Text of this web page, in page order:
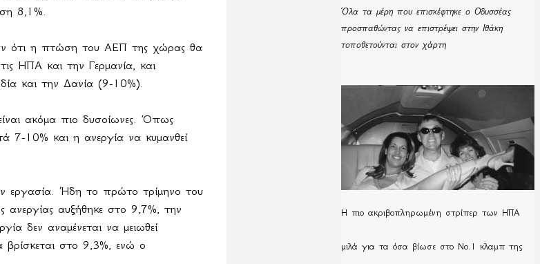
8,1%.
ότι η πτώση του ΑΕΠ της χώρας θα
ΗΠΑ και την Γερμανία, και
και την Δανία (9-10%).
ακόμα πιο δυσοίωνες. Όπως
7-10% και η ανεργία να κυμανθεί
εργασία. Ήδη το πρώτο τρίμηνο του
αυξήθηκε στο 9,7%, την
δεν αναμένεται να μειωθεί
βρίσκεται στο 9,3%, ενώ ο
Όλα τα μέρη που επισκέφτηκε ο Οδυσσέας
προσπαθώντας να επιστρέψει στην Ιθάκη
τοποθετούνται στον χάρτη
H πιο ακριβοπληρωμένη στρίπερ των ΗΠΑ
μιλά για τα όσα βίωσε στο Νο.1 κλαμπ της